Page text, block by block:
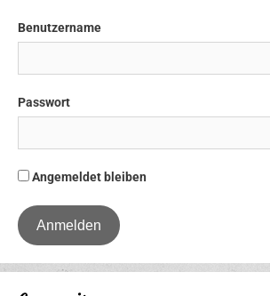
Benutzername
Passwort
Angemeldet bleiben